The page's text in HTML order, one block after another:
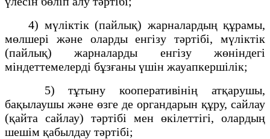
4) мүлiктiк (пайлық) жарналардың құрамы,
мөлшерi және оларды енгiзу тәртiбi, мүлiктiк
(пайлық) жарналарды енгiзу жөнiндегi
мiндеттемелердi бұзғаны үшiн жауапкершiлiк;
5) тұтыну кооперативiнiң атқарушы,
бақылаушы және өзге де органдарын құру, сайлау
(қайта сайлау) тәртiбi мен өкiлеттiгi, олардың
шешiм қабылдау тәртiбi;